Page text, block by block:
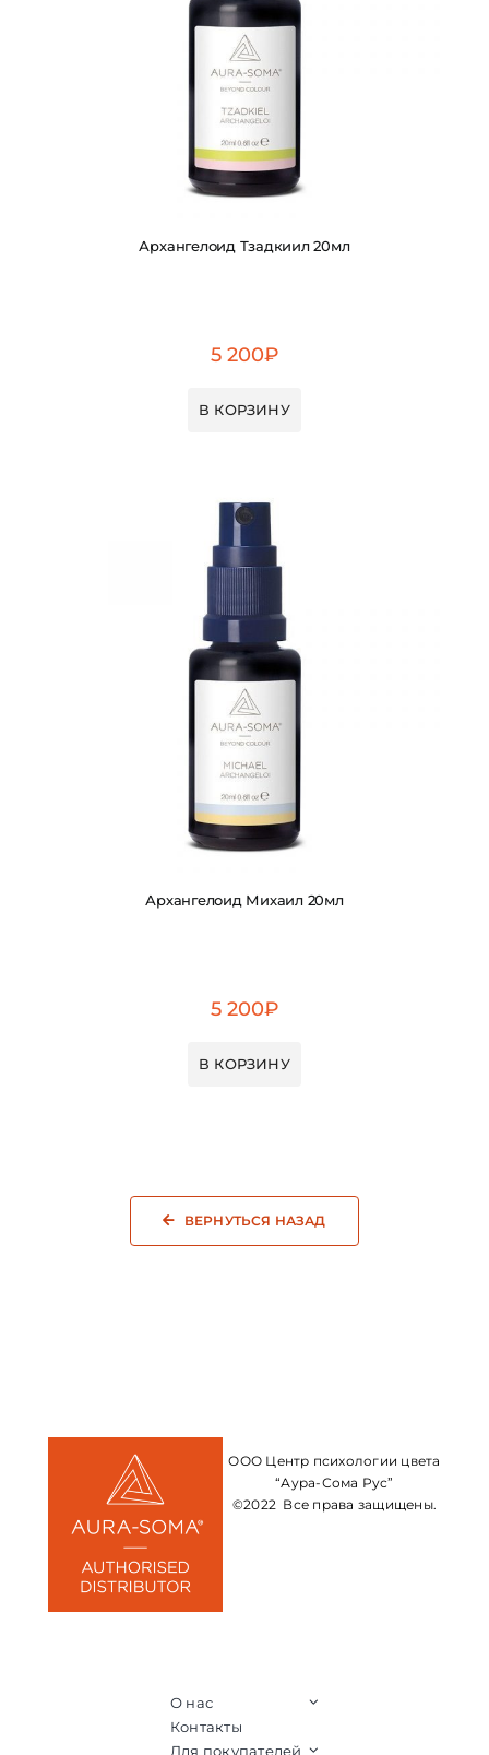
Архангелоид Тзадкиил 20мл
5 200₽
В КОРЗИНУ
Архангелоид Михаил 20мл
5 200₽
В КОРЗИНУ
ВЕРНУТЬСЯ НАЗАД
ООО Центр психологии цвета
“Аура-Сома Рус”
©2022 Все права защищены.
О нас
Контакты
Для покупателей